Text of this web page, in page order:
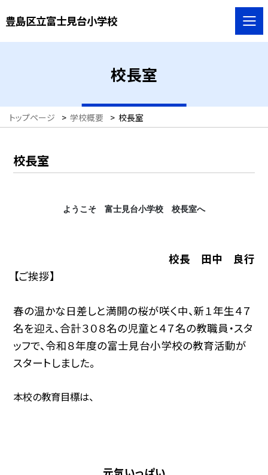
豊島区立富士見台小学校
校長室
トップページ > 学校概要 > 校長室
校長室
ようこそ 富士見台小学校 校長室へ
校長 田中 良行
【ご挨拶】
春の温かな日差しと満開の桜が咲く中、新１年生４７
名を迎え、合計３０８名の児童と４７名の教職員・スタ
ッフで、令和８年度の富士見台小学校の教育活動が
スタートしました。
本校の教育目標は、